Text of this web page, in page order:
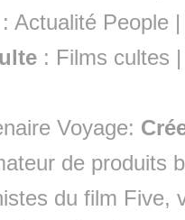
:Actualité People
: Films cultes
Voyage:
de produits
du film Five,